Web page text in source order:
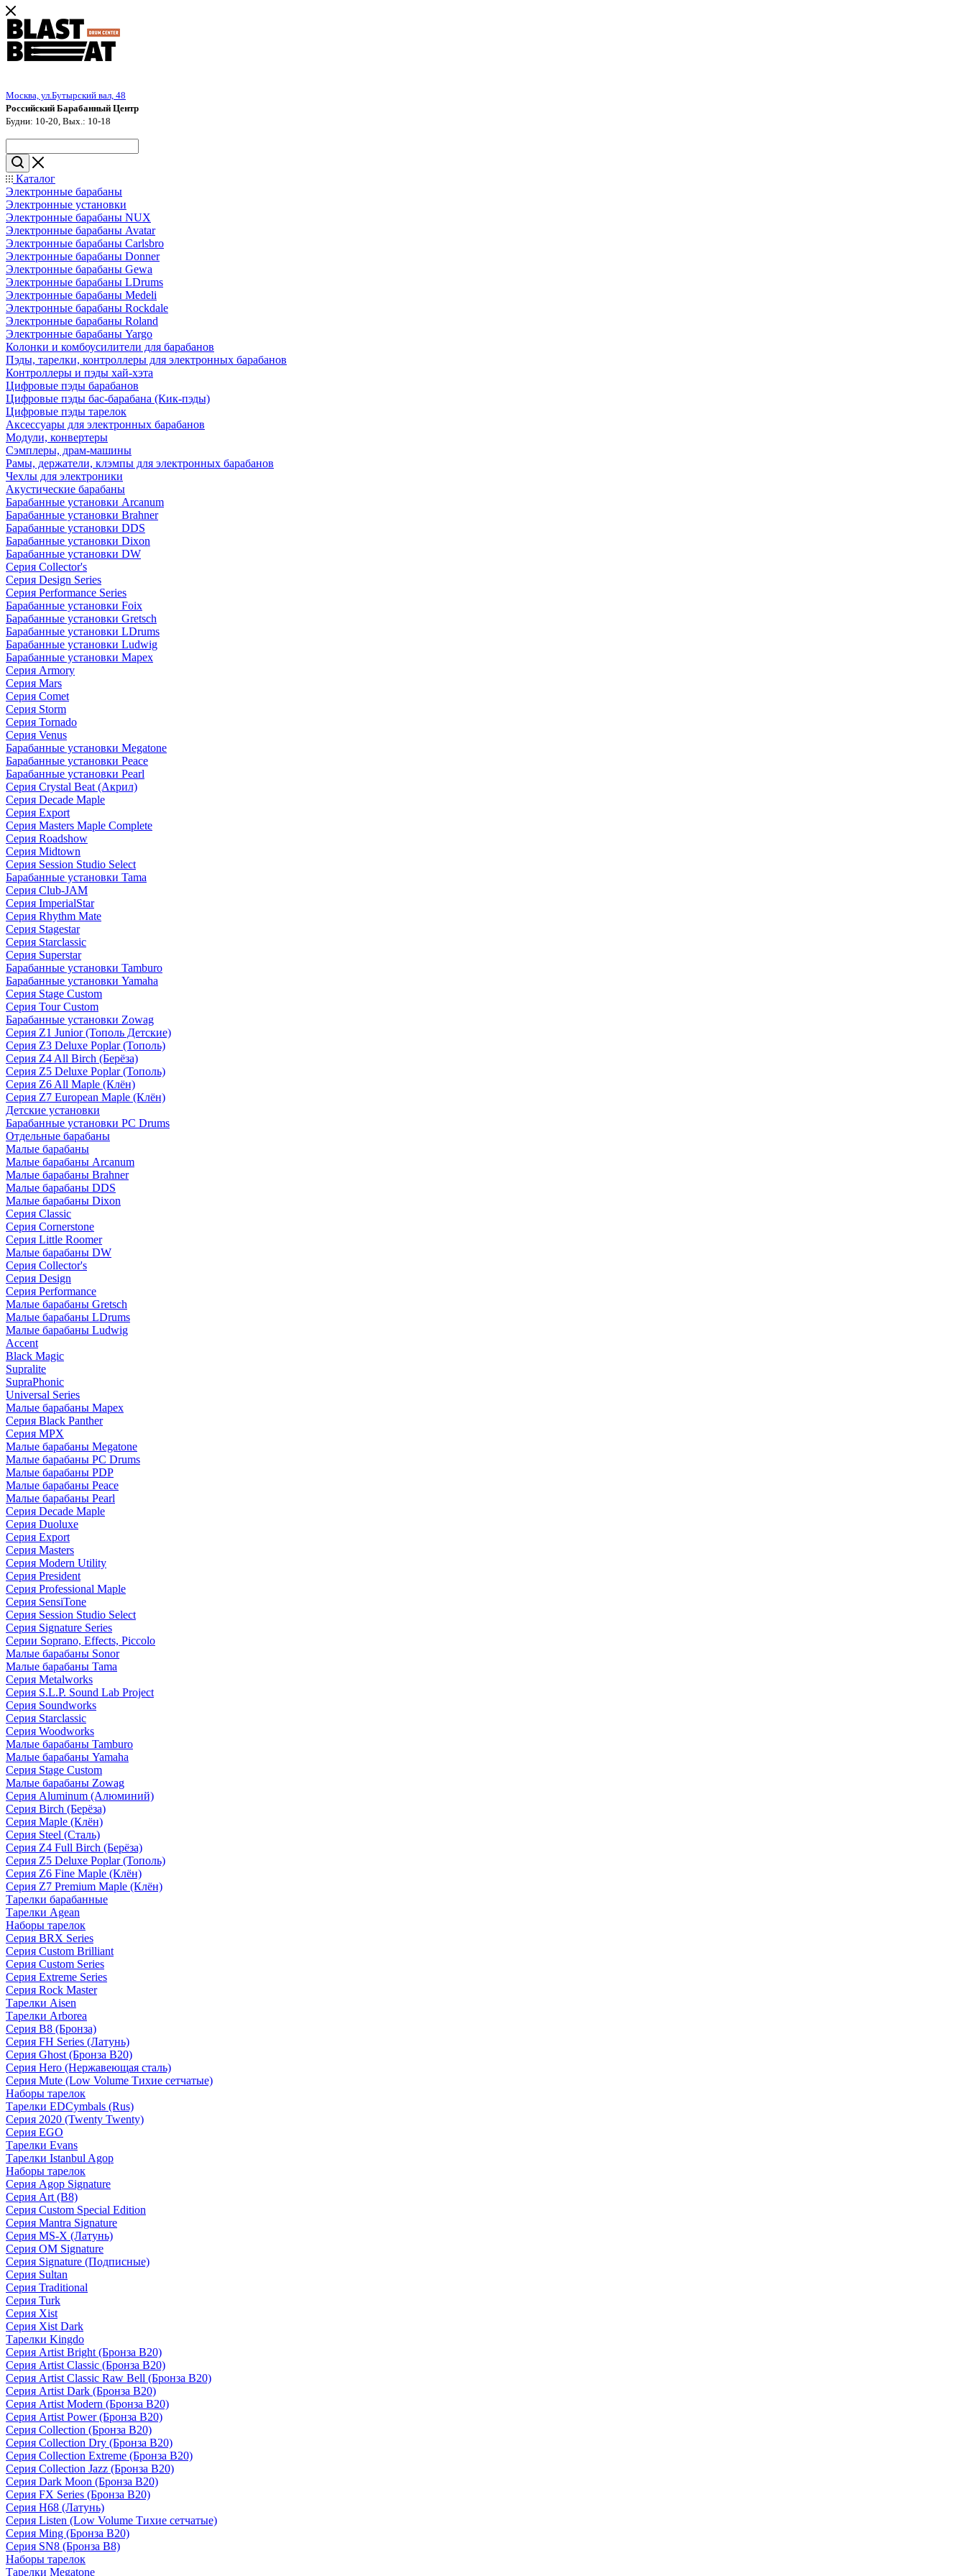
Москва, ул.Бутырский вал, 48
Российский Барабанный Центр
Будни: 10-20, Вых.: 10-18
Каталог
Электронные барабаны
Электронные установки
Электронные барабаны NUX
Электронные барабаны Avatar
Электронные барабаны Carlsbro
Электронные барабаны Donner
Электронные барабаны Gewa
Электронные барабаны LDrums
Электронные барабаны Medeli
Электронные барабаны Rockdale
Электронные барабаны Roland
Электронные барабаны Yargo
Колонки и комбоусилители для барабанов
Пэды, тарелки, контроллеры для электронных барабанов
Контроллеры и пэды хай-хэта
Цифровые пэды барабанов
Цифровые пэды бас-барабана (Кик-пэды)
Цифровые пэды тарелок
Аксессуары для электронных барабанов
Модули, конвертеры
Сэмплеры, драм-машины
Рамы, держатели, клэмпы для электронных барабанов
Чехлы для электроники
Акустические барабаны
Барабанные установки Arcanum
Барабанные установки Brahner
Барабанные установки DDS
Барабанные установки Dixon
Барабанные установки DW
Серия Collector's
Серия Design Series
Серия Performance Series
Барабанные установки Foix
Барабанные установки Gretsch
Барабанные установки LDrums
Барабанные установки Ludwig
Барабанные установки Mapex
Серия Armory
Серия Mars
Серия Comet
Серия Storm
Серия Tornado
Серия Venus
Барабанные установки Megatone
Барабанные установки Peace
Барабанные установки Pearl
Серия Crystal Beat (Акрил)
Серия Decade Maple
Серия Export
Серия Masters Maple Complete
Серия Roadshow
Серия Midtown
Серия Session Studio Select
Барабанные установки Tama
Серия Club-JAM
Серия ImperialStar
Серия Rhythm Mate
Серия Stagestar
Серия Starclassic
Серия Superstar
Барабанные установки Tamburo
Барабанные установки Yamaha
Серия Stage Custom
Серия Tour Custom
Барабанные установки Zowag
Серия Z1 Junior (Тополь Детские)
Серия Z3 Deluxe Poplar (Тополь)
Серия Z4 All Birch (Берёза)
Серия Z5 Deluxe Poplar (Тополь)
Серия Z6 All Maple (Клён)
Серия Z7 European Maple (Клён)
Детские установки
Барабанные установки PC Drums
Отдельные барабаны
Малые барабаны
Малые барабаны Arcanum
Малые барабаны Brahner
Малые барабаны DDS
Малые барабаны Dixon
Серия Classic
Серия Cornerstone
Серия Little Roomer
Малые барабаны DW
Серия Collector's
Серия Design
Серия Performance
Малые барабаны Gretsch
Малые барабаны LDrums
Малые барабаны Ludwig
Accent
Black Magic
Supralite
SupraPhonic
Universal Series
Малые барабаны Mapex
Серия Black Panther
Серия MPX
Малые барабаны Megatone
Малые барабаны PC Drums
Малые барабаны PDP
Малые барабаны Peace
Малые барабаны Pearl
Серия Decade Maple
Серия Duoluxe
Серия Export
Серия Masters
Серия Modern Utility
Серия President
Серия Professional Maple
Серия SensiTone
Серия Session Studio Select
Серия Signature Series
Серии Soprano, Effects, Piccolo
Малые барабаны Sonor
Малые барабаны Tama
Серия Metalworks
Серия S.L.P. Sound Lab Project
Серия Soundworks
Серия Starclassic
Серия Woodworks
Малые барабаны Tamburo
Малые барабаны Yamaha
Серия Stage Custom
Малые барабаны Zowag
Серия Aluminum (Алюминий)
Серия Birch (Берёза)
Серия Maple (Клён)
Серия Steel (Сталь)
Серия Z4 Full Birch (Берёза)
Серия Z5 Deluxe Poplar (Тополь)
Серия Z6 Fine Maple (Клён)
Серия Z7 Premium Maple (Клён)
Тарелки барабанные
Тарелки Agean
Наборы тарелок
Серия BRX Series
Серия Custom Brilliant
Серия Custom Series
Серия Extreme Series
Серия Rock Master
Тарелки Aisen
Тарелки Arborea
Серия B8 (Бронза)
Серия FH Series (Латунь)
Серия Ghost (Бронза B20)
Серия Hero (Нержавеющая сталь)
Серия Mute (Low Volume Тихие сетчатые)
Наборы тарелок
Тарелки EDCymbals (Rus)
Серия 2020 (Twenty Twenty)
Серия EGO
Тарелки Evans
Тарелки Istanbul Agop
Наборы тарелок
Серия Agop Signature
Серия Art (B8)
Серия Custom Special Edition
Серия Mantra Signature
Серия MS-X (Латунь)
Серия OM Signature
Серия Signature (Подписные)
Серия Sultan
Серия Traditional
Серия Turk
Серия Xist
Серия Xist Dark
Тарелки Kingdo
Серия Artist Bright (Бронза B20)
Серия Artist Classic (Бронза B20)
Серия Artist Classic Raw Bell (Бронза B20)
Серия Artist Dark (Бронза B20)
Серия Artist Modern (Бронза B20)
Серия Artist Power (Бронза B20)
Серия Collection (Бронза B20)
Серия Collection Dry (Бронза B20)
Серия Collection Extreme (Бронза B20)
Серия Collection Jazz (Бронза B20)
Серия Dark Moon (Бронза B20)
Серия FX Series (Бронза B20)
Серия H68 (Латунь)
Серия Listen (Low Volume Тихие сетчатые)
Серия Ming (Бронза B20)
Серия SN8 (Бронза B8)
Наборы тарелок
Тарелки Megatone